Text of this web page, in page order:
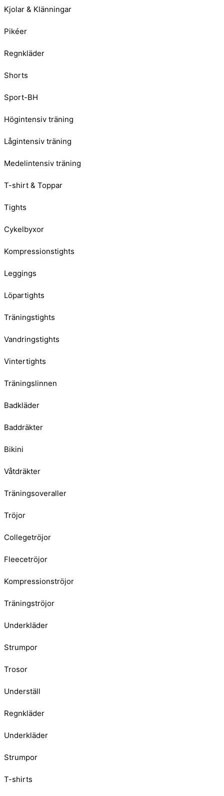
Kjolar & Klänningar
Pikéer
Regnkläder
Shorts
Sport-BH
Högintensiv träning
Lågintensiv träning
Medelintensiv träning
T-shirt & Toppar
Tights
Cykelbyxor
Kompressionstights
Leggings
Löpartights
Träningstights
Vandringstights
Vintertights
Träningslinnen
Badkläder
Baddräkter
Bikini
Våtdräkter
Träningsoveraller
Tröjor
Collegetröjor
Fleecetröjor
Kompressionströjor
Träningströjor
Underkläder
Strumpor
Trosor
Underställ
Regnkläder
Underkläder
Strumpor
T-shirts